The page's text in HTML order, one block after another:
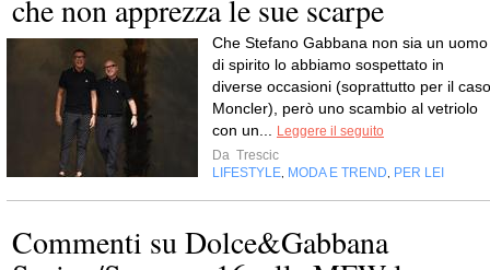
che non apprezza le sue scarpe
Che Stefano Gabbana non sia un uomo
di spirito lo abbiamo sospettato in
diverse occasioni (soprattutto per il caso
Moncler), però uno scambio al vetriolo
con un...
Leggere il seguito
Da Trescic
LIFESTYLE MODA E TREND PER LEI
Commenti su Dolce&Gabbana